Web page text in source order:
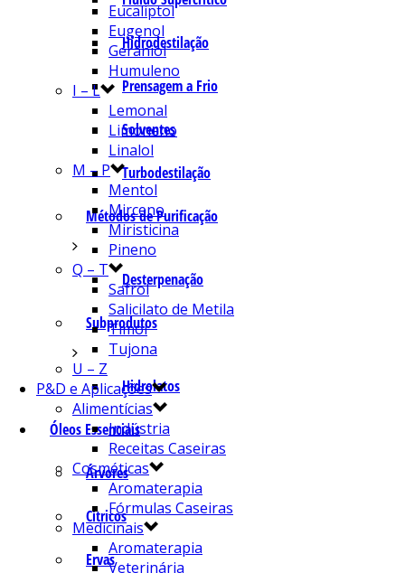
Hidrodestilação
Prensagem a Frio
Solventes
Turbodestilação
Métodos de Purificação
Desterpenação
Subprodutos
Hidrolatos
Óleos Essenciais
Árvores
Cítricos
Ervas
Eucaliptol
Eugenol
Geraniol
Humuleno
I – L
Lemonal
Limoneno
Linalol
M – P
Mentol
Mirceno
Miristicina
Pineno
Q – T
Safrol
Salicilato de Metila
Timol
Tujona
U – Z
P&D e Aplicações
Alimentícias
Indústria
Receitas Caseiras
Cosméticas
Aromaterapia
Fórmulas Caseiras
Medicinais
Aromaterapia
Veterinária